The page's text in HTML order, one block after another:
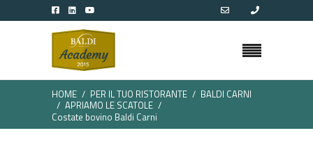
HOME PER IL TUO RISTORANTE
BALDI CARNI
APRIAMO LE SCATOLE
Costate bovino Baldi Carni